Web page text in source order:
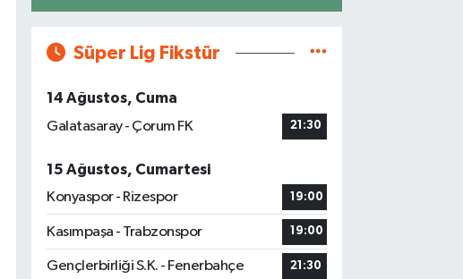
Süper Lig Fikstür
14 Ağustos, Cuma
Galatasaray - Çorum FK
21:30
15 Ağustos, Cumartesi
Konyaspor - Rizespor
19:00
Kasımpaşa - Trabzonspor 19:00
Gençlerbirliği S.K. - Fenerbahçe 21:30